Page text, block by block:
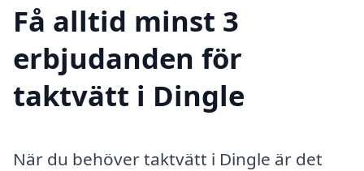
Få alltid minst 3
erbjudanden för
taktvätt i Dingle
När du behöver taktvätt i Dingle är det